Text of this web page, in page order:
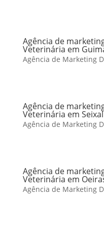
Agência de
Veterinária em
Agência de Marketing
Agência de
Veterinária em Seixal
Agência de Marketing
Agência de
Veterinária em
Agência de Marketing